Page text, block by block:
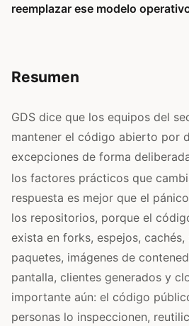
reemplazar ese modelo
Resumen
GDS dice que los equipos del
mantener el código abierto por
excepciones de forma
los factores prácticos que
respuesta es mejor que el
los repositorios, porque el
exista en forks, espejos,
paquetes, imágenes de
pantalla, clientes generados y
importante aún: el código
personas lo inspeccionen,